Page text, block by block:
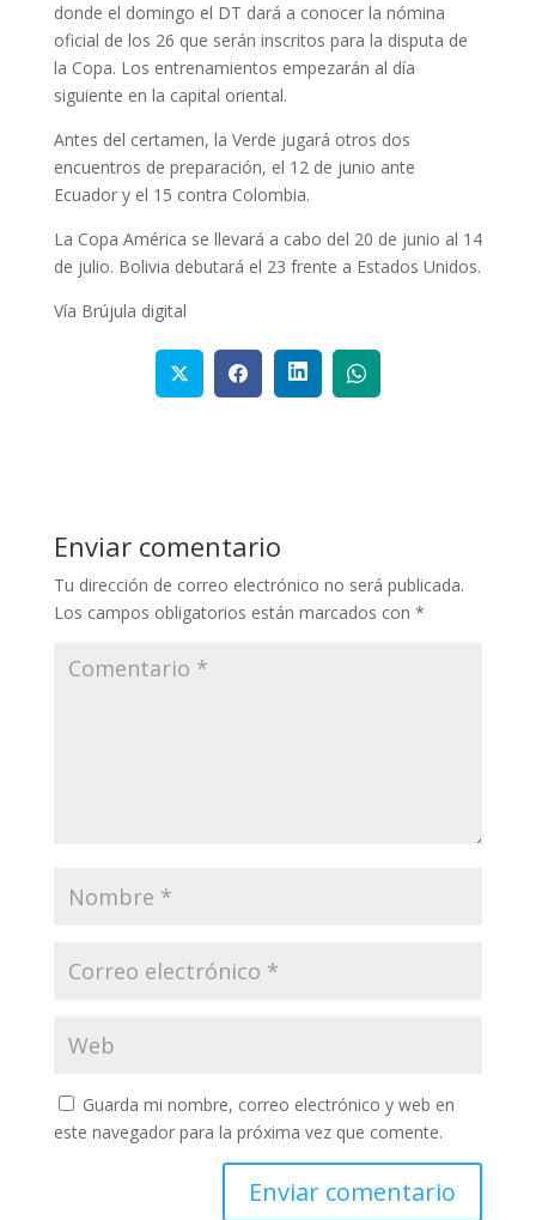
donde el domingo el DT dará a conocer la nómina
oficial de los 26 que serán inscritos para la disputa de
la Copa. Los entrenamientos empezarán al día
siguiente en la capital oriental.
Antes del certamen, la Verde jugará otros dos
encuentros de preparación, el 12 de junio ante
Ecuador y el 15 contra Colombia.
La Copa América se llevará a cabo del 20 de junio al 14
de julio. Bolivia debutará el 23 frente a Estados Unidos.
Vía Brújula digital
Enviar comentario
Tu dirección de correo electrónico no será publicada.
Los campos obligatorios están marcados con *
Guarda mi nombre, correo electrónico y web en
este navegador para la próxima vez que comente.